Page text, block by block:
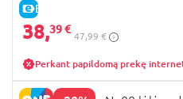
E-KAINA
38,39 €
47,99 €
Perkant papildomą prekę